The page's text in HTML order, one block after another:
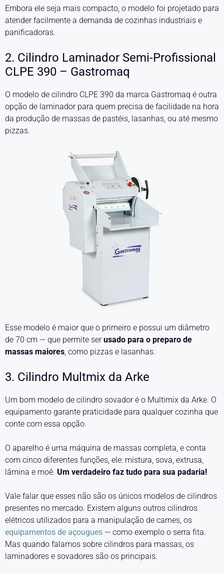
Embora ele seja mais compacto, o modelo foi projetado para
atender facilmente a demanda de cozinhas industriais e
panificadoras.
2. Cilindro Laminador Semi-Profissional
CLPE 390 – Gastromaq
O modelo de cilindro CLPE 390 da marca Gastromaq é outra
opção de laminador para quem precisa de facilidade na hora
da produção de massas de pastéis, lasanhas, ou até mesmo
pizzas.
Esse modelo é maior que o primeiro e possui um diâmetro
de 70 cm — que permite serusado para o preparo de
massas maiores, como pizzas e lasanhas.
3. Cilindro Multmix da Arke
Um bom modelo de cilindro sovador é o Multimix da Arke. O
equipamento garante praticidade para qualquer cozinha que
conte com essa opção.
O aparelho é uma máquina de massas completa, e conta
com cinco diferentes funções, ele: mistura, sova, extrusa,
lâmina e moê. Um verdadeiro faz tudo para sua padaria!
Vale falar que esses não são os únicos modelos de cilindros
presentes no mercado. Existem alguns outros cilindros
elétricos utilizados para a manipulação de carnes, os
equipamentos de açougues — como exemplo o serra fita.
Mas quando falamos sobre cilindros para massas, os
laminadores e sovadores são os principais.